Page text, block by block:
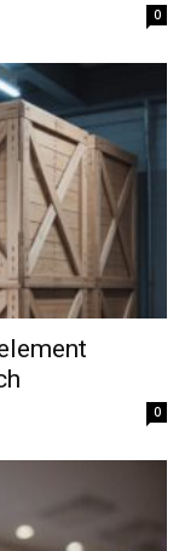
0
0